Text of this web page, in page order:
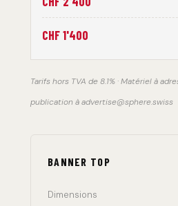
CHF 1'400
Tarifs hors TVA de 8.1% · Matériel à
publication à advertise@sphere.swiss
BANNER TOP
Dimensions